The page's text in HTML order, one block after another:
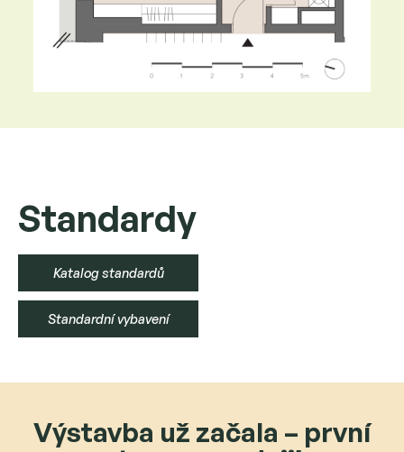
Standardy
Katalog standardů
Standardní vybavení
Výstavba už začala – první